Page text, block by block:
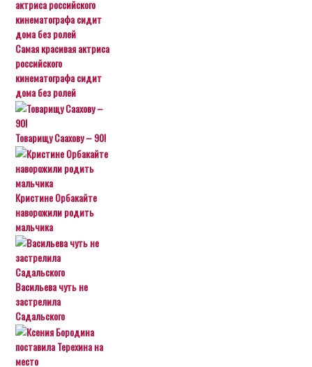
Самая красивая актриса
российского
кинематографа сидит
дома без ролей
Товарищу Саахову – 90!
Кристине Орбакайте
наворожили родить
мальчика
Васильева чуть не
застрелила
Садальского